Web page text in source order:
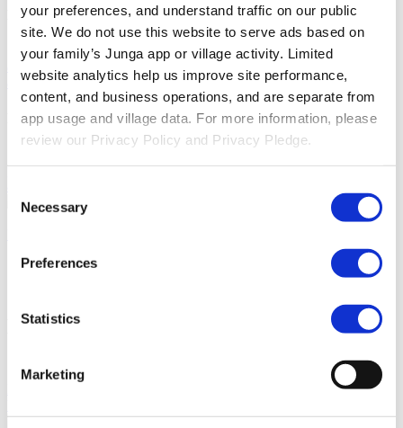
your preferences, and understand traffic on our public
site. We do not use this website to serve ads based on
your family’s Junga app or village activity. Limited
website analytics help us improve site performance,
content, and business operations, and are separate from
app usage and village data. For more information, please
review our Privacy Policy and Privacy Pledge.
Selection
Necessary
Preferences
Statistics
Marketing
Descubra
Base De ConocimientosDescubre cómo sacar el máximo partido
a tu experiencia Junga.
Conectar
Hablemos sobre cómo puedes
aprovechar Junga para mejorar tus rutinas diarias.
Recursos
privacidad.
AccesibilidadNuestro objetivo es proporcionar acceso
Iniciar Sesión
Junga Contra Liveschool
Descubre en qué se parecen y en qué se